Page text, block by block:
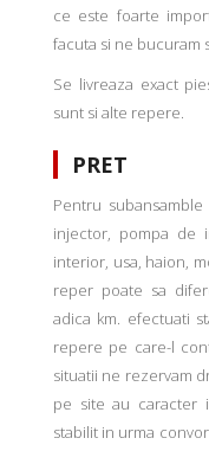
ce este foarte
facuta si ne bucuram
Se livreaza exact
sunt si alte repere.
PRET
Pentru
injector, pompa de
interior, usa, haion,
reper poate sa
adica km. efectuati
repere pe care-l
situatii ne rezervam
pe site au caracter
stabilit in urma